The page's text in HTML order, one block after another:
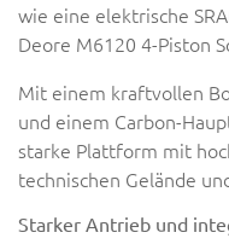
wie eine elektrische
Deore M6120 4-Piston
Mit einem kraftvollen
und einem Carbon-
starke Plattform mit
technischen Gelände
Starker Antrieb und